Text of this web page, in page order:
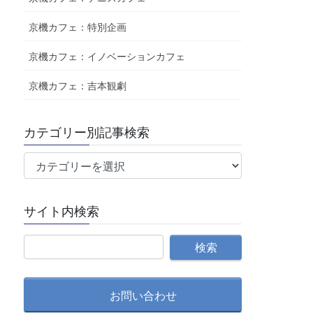
京機カフェ：特別企画
京機カフェ：イノベーションカフェ
京機カフェ：吉本観劇
カテゴリー別記事検索
カ
テ
リ
ー
記
事
サイト内検索
お問い合わせ